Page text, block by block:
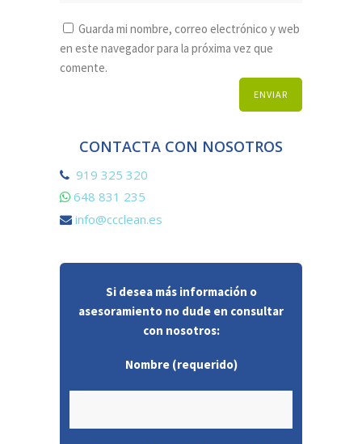
Guarda mi nombre, correo electrónico y web
en este navegador para la próxima vez que
comente.
CONTACTA CON NOSOTROS
919 325 320
648 831 235
info@ccclean.es
Si desea más información o
asesoramiento no dude en consultar
con nosotros:
Nombre (requerido)